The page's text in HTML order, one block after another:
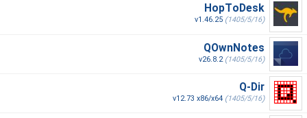
HopToDesk
v1.46.25 (1405/5/16)
QOwnNotes
v26.8.2(1405/5/16)
Q-Dir
v12.73 x86/x64 (1405/5/16)